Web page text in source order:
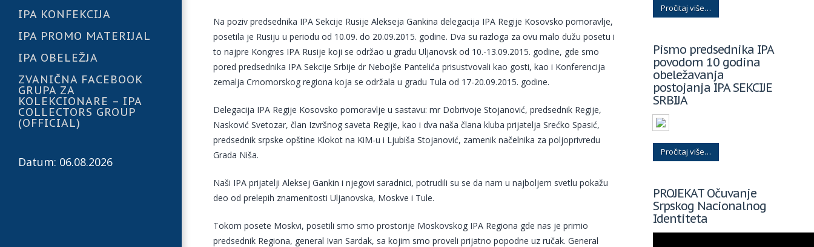
IPA KONFEKCIJA
IPA PROMO MATERIJAL
IPA OBELEŽJA
ZVANIČNA FACEBOOK
GRUPA ZA
KOLEKCIONARE – IPA
COLLECTORS GROUP
(OFFICIAL)
Datum: 06.08.2026
Na poziv predsednika IPA Sekcije Rusije Alekseja Gankina delegacija IPA Regije Kosovsko pomoravlje,
posetila je Rusiju u periodu od 10.09. do 20.09.2015. godine. Dva su razloga za ovu malo dužu posetu i
to najpre Kongres IPA Rusije koji se održao u gradu Uljanovsk od 10.-13.09.2015. godine, gde smo
pored predsednika IPA Sekcije Srbije dr Nebojše Pantelića prisustvovali kao gosti, kao i Konferencija
zemalja Crnomorskog regiona koja se održala u gradu Tula od 17-20.09.2015. godine.
Delegacija IPA Regije Kosovsko pomoravlje u sastavu: mr Dobrivoje Stojanović, predsednik Regije,
Nasković Svetozar, član Izvršnog saveta Regije, kao i dva naša člana kluba prijatelja Srećko Spasić,
predsednik srpske opštine Klokot na KiM-u i Ljubiša Stojanović, zamenik načelnika za poljoprivredu
Grada Niša.
Naši IPA prijatelji Aleksej Gankin i njegovi saradnici, potrudili su se da nam u najboljem svetlu pokažu
deo od prelepih znamenitosti Uljanovska, Moskve i Tule.
Tokom posete Moskvi, posetili smo smo prostorije Moskovskog IPA Regiona gde nas je primio
predsednik Regiona, general Ivan Sardak, sa kojim smo proveli prijatno popodne uz ručak. General
Pročitaj više…
Pismo predsednika IPA
povodom 10 godina
obeležavanja
postojanja IPA SEKCIJE
SRBIJA
Pročitaj više…
PROJEKAT Očuvanje
Srpskog Nacionalnog
Identiteta